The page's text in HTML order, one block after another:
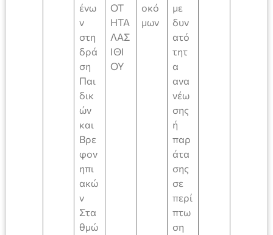
ένω
ν
στη
δρά
ση
Παι
δικ
ών
και
Βρε
φον
ηπι
ακώ
ν
Στα
θμώ
ΟΤ
ΗΤΑ
ΛΑΣ
ΙΘΙ
ΟΥ
οκό
μων
με
δυν
ατό
τητ
α
ανα
νέω
σης
ή
παρ
άτα
σης
σε
περί
πτω
ση